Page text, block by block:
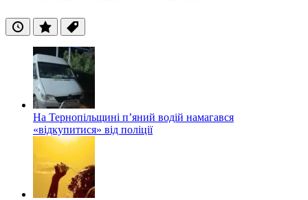
ОстанніПопулярні
Теги
На Тернопільщині п’яний водій намагався
«відкупитися» від поліції